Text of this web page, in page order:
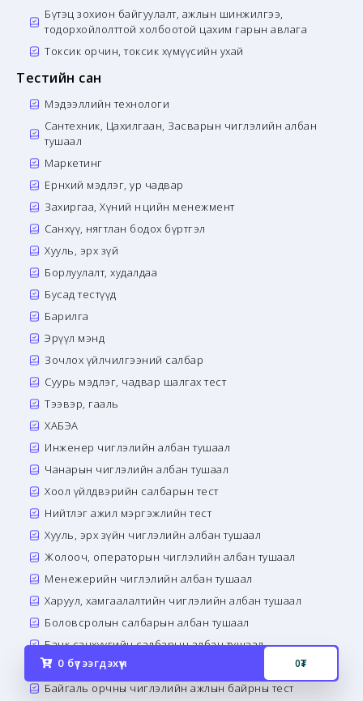
Бүтэц зохион байгуулалт, ажлын шинжилгээ,
тодорхойлолттой холбоотой цахим гарын авлага
Токсик орчин, токсик хүмүүсийн ухай
Тестийн сан
Мэдээллийн технологи
Сантехник, Цахилгаан, Засварын чиглэлийн албан
тушаал
Маркетинг
Ерөнхий мэдлэг, ур чадвар
Захиргаа, Хүний нөөцийн менежмент
Санхүү, нягтлан бодох бүртгэл
Хууль, эрх зүй
Борлуулалт, худалдаа
Бусад тестүүд
Барилга
Эрүүл мэнд
Зочлох үйлчилгээний салбар
Суурь мэдлэг, чадвар шалгах тест
Тээвэр, гааль
ХАБЭА
Инженер чиглэлийн албан тушаал
Чанарын чиглэлийн албан тушаал
Хоол үйлдвэрийн салбарын тест
Нийтлэг ажил мэргэжлийн тест
Хууль, эрх зүйн чиглэлийн албан тушаал
Жолооч, операторын чиглэлийн албан тушаал
Менежерийн чиглэлийн албан тушаал
Харуул, хамгаалалтийн чиглэлийн албан тушаал
Боловсролын салбарын албан тушаал
Банк санхүүгийн салбарын албан тушаал
Сэтгэл зүй, сэтгэн бодох чадварын тест
Байгаль орчны чиглэлийн ажлын байрны тест
0 бүтээгдэхүүн 0₮